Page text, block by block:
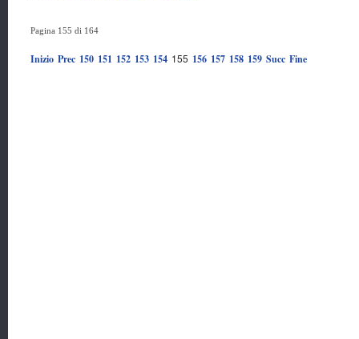
Pagina 155 di 164
Inizio Prec 150 151 152 153 154 155 156 157 158 159 Succ Fine